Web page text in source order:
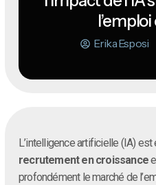
Erika Esposi
L’intelligence artificielle (IA)
recrutement en croissance
profondément le marché de